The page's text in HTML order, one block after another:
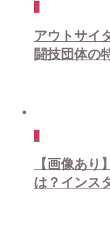
1
アウトサイ
闘技団体の
2
【画像あ
は？インス